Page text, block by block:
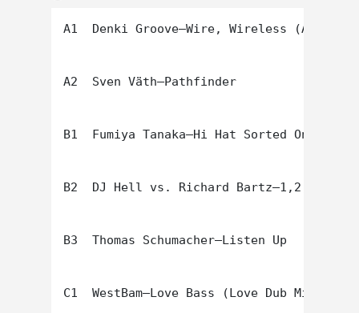
A1  Denki Groove–Wire, Wireless (Arena)
A2  Sven Väth–Pathfinder
B1  Fumiya Tanaka–Hi Hat Sorted One
B2  DJ Hell vs. Richard Bartz–1,2,3,4
B3  Thomas Schumacher–Listen Up
C1  WestBam–Love Bass (Love Dub Mix)